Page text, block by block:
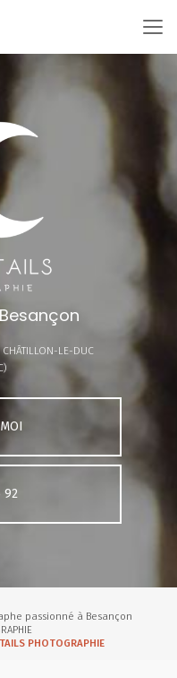
LE-DUC
92
passionné à Besançon
PHOTOGRAPHIE